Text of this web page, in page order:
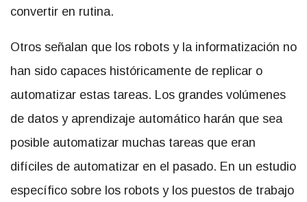
convertir en rutina.
Otros señalan que los robots y la informatización no
han sido capaces históricamente de replicar o
automatizar estas tareas. Los grandes volúmenes
de datos y aprendizaje automático harán que sea
posible automatizar muchas tareas que eran
difíciles de automatizar en el pasado. En un estudio
específico sobre los robots y los puestos de trabajo